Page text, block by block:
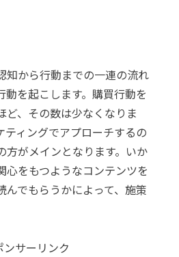
知から行動までの一連の流れ
を起こします。 購買行動を
ど、その数は少なくなりま
ティングでアプローチするの
がメインとなります。 いか
心をもつようなコンテンツを
んでもらうかによって、施策
ンサーリンク